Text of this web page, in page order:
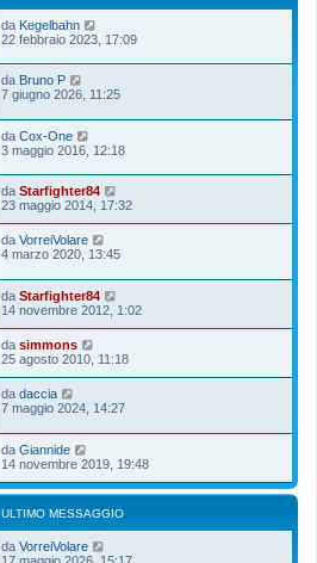
da Kegelbahn
22 febbraio 2023, 17:09
da Bruno P
7 giugno 2026, 11:25
da Cox-One
3 maggio 2016, 12:18
da Starfighter84
23 maggio 2014, 17:32
da VorreiVolare
4 marzo 2020, 13:45
da Starfighter84
14 novembre 2012, 1:02
da simmons
25 agosto 2010, 11:18
da daccia
7 maggio 2024, 14:27
da Giannide
14 novembre 2019, 19:48
ULTIMO MESSAGGIO
da VorreiVolare